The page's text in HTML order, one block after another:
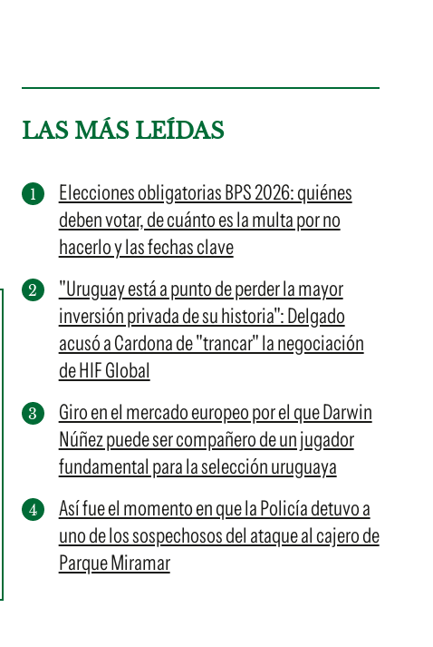
LAS MÁS LEÍDAS
Elecciones obligatorias BPS 2026: quiénes
deben votar, de cuánto es la multa por no
hacerlo y las fechas clave
"Uruguay está a punto de perder la mayor
inversión privada de su historia": Delgado
acusó a Cardona de "trancar" la negociación
de HIF Global
Giro en el mercado europeo por el que Darwin
Núñez puede ser compañero de un jugador
fundamental para la selección uruguaya
Así fue el momento en que la Policía detuvo a
uno de los sospechosos del ataque al cajero de
Parque Miramar